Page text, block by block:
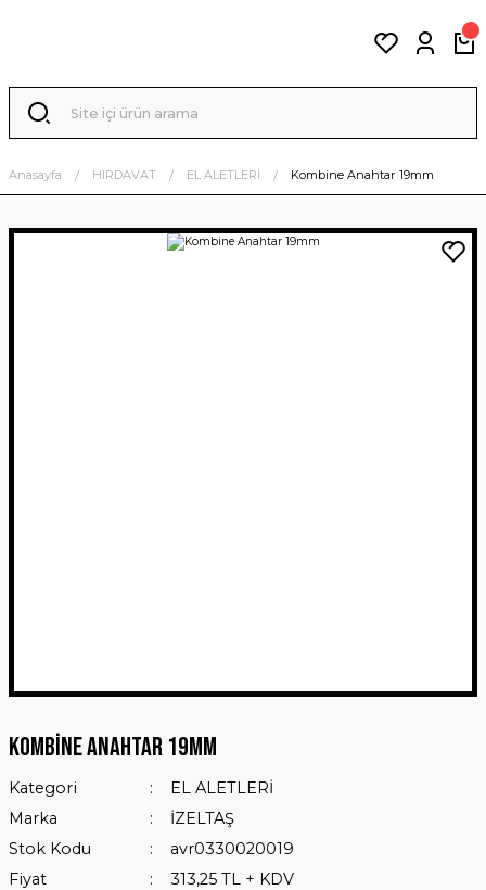
Anasayfa HIRDAVAT EL ALETLERİ Kombine Anahtar 19mm
Kombine Anahtar 19mm
Kategori
EL ALETLERİ
Marka
İZELTAŞ
Stok Kodu
avr0330020019
Fiyat
313,25 TL + KDV